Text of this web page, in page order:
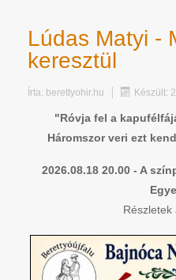
Lúdas Matyi -
keresztül
Írta: berettyohir.hu Készült:
"Róvja fel a
Háromszor veri ezt
2026.08.18 20.00 - A
Részletek